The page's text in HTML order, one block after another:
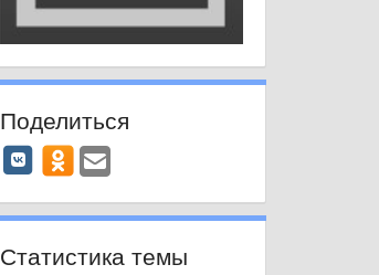
Поделиться
Статистика темы